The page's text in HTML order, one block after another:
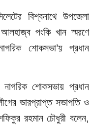
বিশ্বনাথে উপজেলা
পংকি খান স্মরণে
শোকসভা’য় প্রধান
নাগরিক শোকসভায় প্রধান
ভারপ্রাপ্ত সভাপতি ও
রহমান চৌধুরী বলেন,